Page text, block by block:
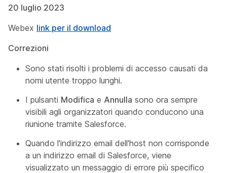
20 luglio 2023
Webex link per il download
Correzioni
Sono stati risolti i problemi di accesso causati da
nomi utente troppo lunghi.
I pulsanti Modifica e Annulla sono ora sempre
visibili agli organizzatori quando conducono una
riunione tramite Salesforce.
Quando l'indirizzo email dell'host non corrisponde
a un indirizzo email di Salesforce, viene
visualizzato un messaggio di errore più specifico